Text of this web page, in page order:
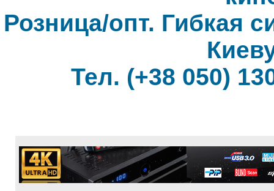
Розница/опт. Гибкая
Тел. (+38 050)